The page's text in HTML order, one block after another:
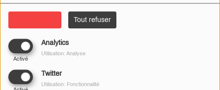
Tout refuser
Analytics
Activé
Utilisation: Analyse
Twitter
Utilisation: Fonctionnalité